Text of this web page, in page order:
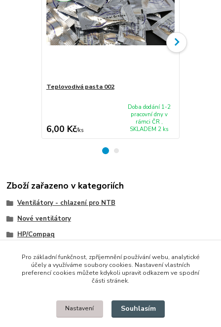
Teplovodivá pasta 002
6,00 Kč/ks
Doba dodání 1-2
pracovní dny v
rámci ČR ,
SKLADEM 2 ks
Zboží zařazeno v kategoriích
Ventilátory - chlazení pro NTB
Nové ventilátory
HP/Compaq
© 2014 - 2025 Díly pro notebooky
Upravit sběr cookies.
Pro základní funkčnost, zpříjemnění používání webu, analytické
účely a využíváme soubory cookies. Nastavení vlastních
preferencí cookies můžete kdykoli upravit odkazem ve spodní
části stránek.
Nastavení Souhlasím